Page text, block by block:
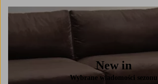
New in
Wybrane wiadomości sezonu